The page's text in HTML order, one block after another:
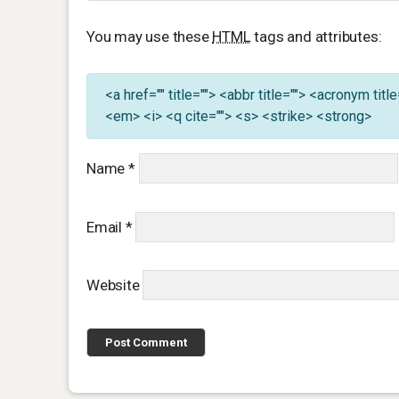
You may use these HTMLtags and attributes:
<a href="" title=""> <abbr title=""> <acronym
<em> <i> <q cite=""> <s> <strike> <strong>
Name *
Email *
Website